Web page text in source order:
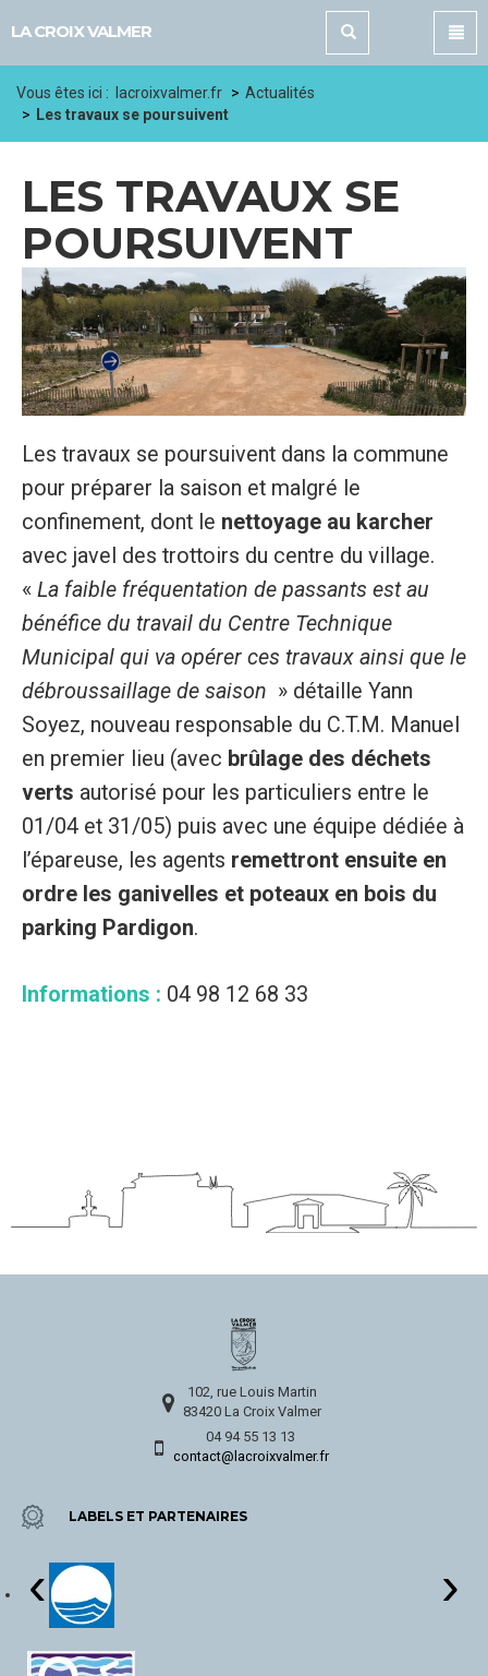
LA CROIX VALMER
Vous êtes ici : lacroixvalmer.fr
Actualités
Les travaux se poursuivent
LES TRAVAUX SE
POURSUIVENT
Les travaux se poursuivent dans la commune
pour préparer la saison et malgré le
confinement, dont le nettoyage au karcher
avec javel des trottoirs du centre du village.
« La faible fréquentation de passants est au
bénéfice du travail du Centre Technique
Municipal qui va opérer ces travaux ainsi que le
débroussaillage de saison » détaille Yann
Soyez, nouveau responsable du C.T.M. Manuel
en premier lieu (avec brûlage des déchets
verts autorisé pour les particuliers entre le
01/04 et 31/05) puis avec une équipe dédiée à
l’épareuse, les agents remettront ensuite en
ordre les ganivelles et poteaux en bois du
parking Pardigon.
Informations : 04 98 12 68 33
102, rue Louis Martin
83420 La Croix Valmer
04 94 55 13 13
contact@lacroixvalmer.fr
LABELS ET PARTENAIRES
‹ ›